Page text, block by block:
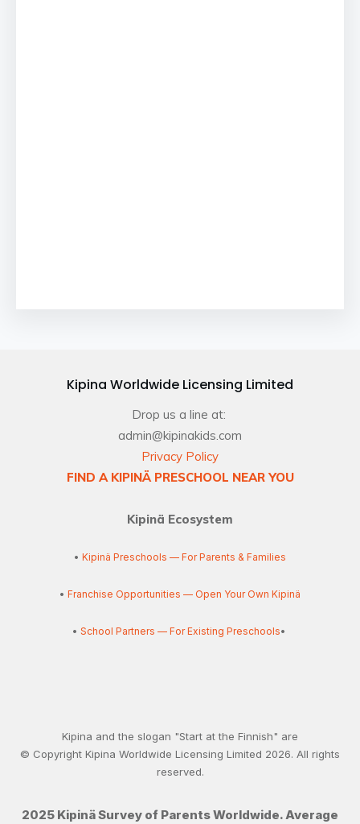
Kipina Worldwide Licensing Limited
Drop us a line at:
admin@kipinakids.com
Privacy Policy
FIND A KIPINÄ PRESCHOOL NEAR YOU
Kipinä Ecosystem
• Kipinä Preschools — For Parents & Families
• Franchise Opportunities — Open Your Own Kipinä
• School Partners — For Existing Preschools•
Kipina and the slogan "Start at the Finnish" are
© Copyright Kipina Worldwide Licensing Limited 2026. All rights
reserved.
2025 Kipinä Survey of Parents Worldwide. Average